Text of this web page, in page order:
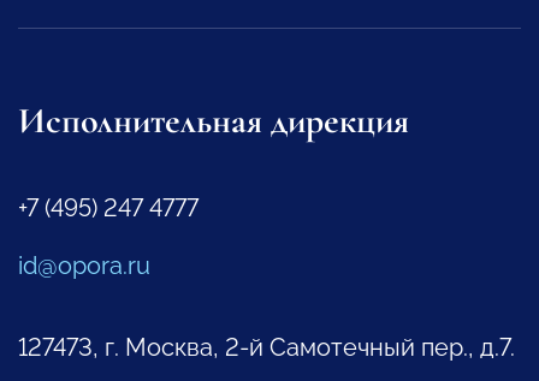
Исполнительная дирекция
+7 (495) 247 4777
id@opora.ru
127473, г. Москва, 2-й Самотечный пер., д.7.